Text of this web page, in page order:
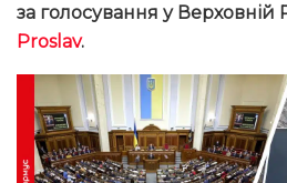
за голосування у Верховній
Proslav.